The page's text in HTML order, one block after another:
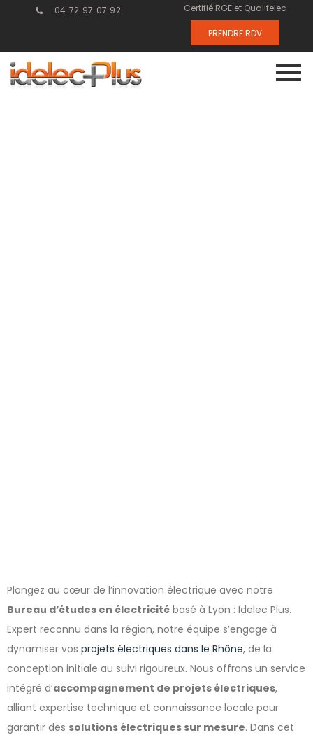
04 72 97 07 92 Certifié RGE et Qualifelec
PRENDRE RDV
Plongez au cœur de l’innovation électrique avec notre
Bureau d’études en électricité basé à Lyon : Idelec Plus.
Expert reconnu dans la région, notre équipe s’engage à
dynamiser vos projets électriques dans le Rhône, de la
conception initiale au suivi rigoureux. Nous offrons un service
intégré d’accompagnement de projets électriques,
alliant expertise technique et connaissance locale pour
garantir des solutions électriques sur mesure. Dans cet